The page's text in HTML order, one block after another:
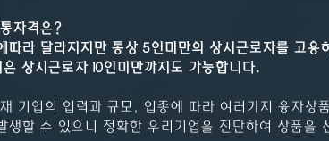
자격은?
라 달라지지만 통상 5인미만의 상시근로자를 고용
상시근로자 10인미만까지도 가능합니다.
기업의 업력과 규모, 업종에 따라 여러가지 융자상
생할 수 있으니 정확한 우리기업을 진단하여 상품을